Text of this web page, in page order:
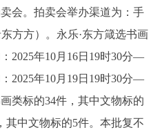
。拍卖会举办渠道为：手
方方）。永乐·东方箴选书画
2025年10月16日19时30分—
2025年10月19日19时30分—
类标的34件，其中文物标的
其中文物标的5件。本批复不